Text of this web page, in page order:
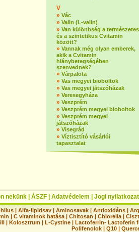
V
» Vác
» Valin (L-valin)
» Van különbség a természetes
és a szintetikus Cvitamin
között?
» Vannak még olyan emberek,
akik a Cvitamin
hiánybetegségében
szenvednek?
» Várpalota
» Vas megyei bioboltok
» Vas megyei játszóházak
» Veresegyháza
» Veszprém
» Veszprém megyei bioboltok
» Veszprém megyei
játszóházak
» Visegrád
» Víztisztító vásárlói
tapasztalat
nekünk ÁSZF Adatvédelem Jogi nyilatkozat
|Alfa-lipidsav |Aminosavak |Antioxidáns |
| C vitaminok hatása | Chitosan | Chlorella |
| Kolosztrum | L-Cystine | Lactoferrin- Lactoferin
Polifenolok |Q10 |